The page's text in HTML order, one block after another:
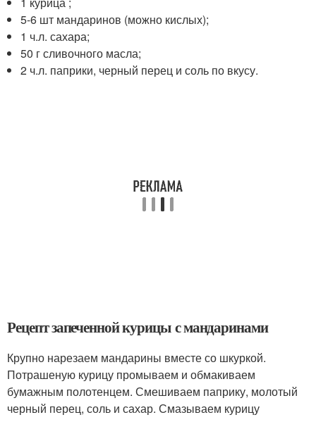
5-6 шт мандаринов (можно кислых);
1 ч.л. сахара;
50 г сливочного масла;
2 ч.л. паприки, черный перец и соль по вкусу.
Рецепт запеченной курицы с мандаринами
Крупно нарезаем мандарины вместе со шкуркой.
Потрашеную курицу промываем и обмакиваем
бумажным полотенцем. Смешиваем паприку, молотый
черный перец, соль и сахар. Смазываем курицу